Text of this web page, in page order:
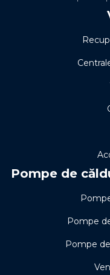
Pompe de
Pompe
Pompe